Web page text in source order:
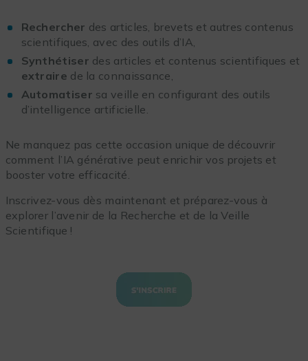
Rechercher des articles, brevets et autres contenus
scientifiques, avec des outils d’IA,
Synthétiser des articles et contenus scientifiques et
extraire de la connaissance,
Automatiser sa veille en configurant des outils
d’intelligence artificielle.
Ne manquez pas cette occasion unique de découvrir
comment l’IA générative peut enrichir vos projets et
booster votre efficacité.
Inscrivez-vous dès maintenant et préparez-vous à
explorer l’avenir de la Recherche et de la Veille
Scientifique !